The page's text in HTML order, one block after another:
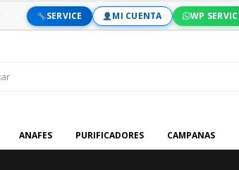
SERVICE MI CUENTA WP
ANAFES PURIFICADORES CAMPANAS